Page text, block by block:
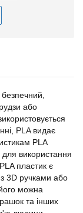
або
PLA видає
PLA
використання
пластик є
3D ручками або
можна
та інших